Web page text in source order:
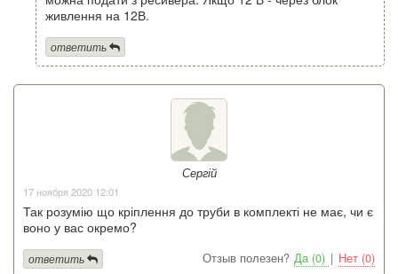
живлення на 12В.
ответить
Сергій
17 ноября 2020 12:01
Так розумію що кріплення до труби в комплекті не має, чи є
воно у вас окремо?
Отзыв полезен? Да (0) | Нет (0)
ответить